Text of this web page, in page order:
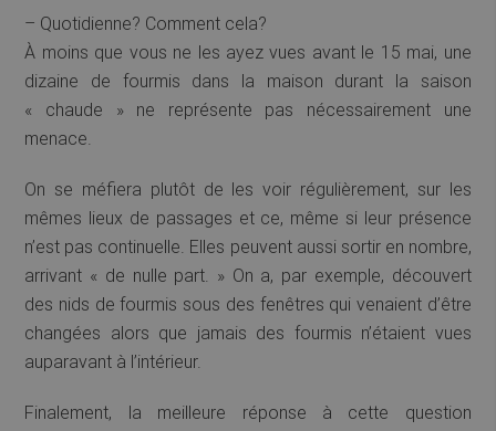
– Quotidienne? Comment cela?
À moins que vous ne les ayez vues avant le 15 mai, une
dizaine de fourmis dans la maison durant la saison
« chaude » ne représente pas nécessairement une
menace.
On se méfiera plutôt de les voir régulièrement, sur les
mêmes lieux de passages et ce, même si leur présence
n’est pas continuelle. Elles peuvent aussi sortir en nombre,
arrivant « de nulle part. » On a, par exemple, découvert
des nids de fourmis sous des fenêtres qui venaient d’être
changées alors que jamais des fourmis n’étaient vues
auparavant à l’intérieur.
Finalement, la meilleure réponse à cette question